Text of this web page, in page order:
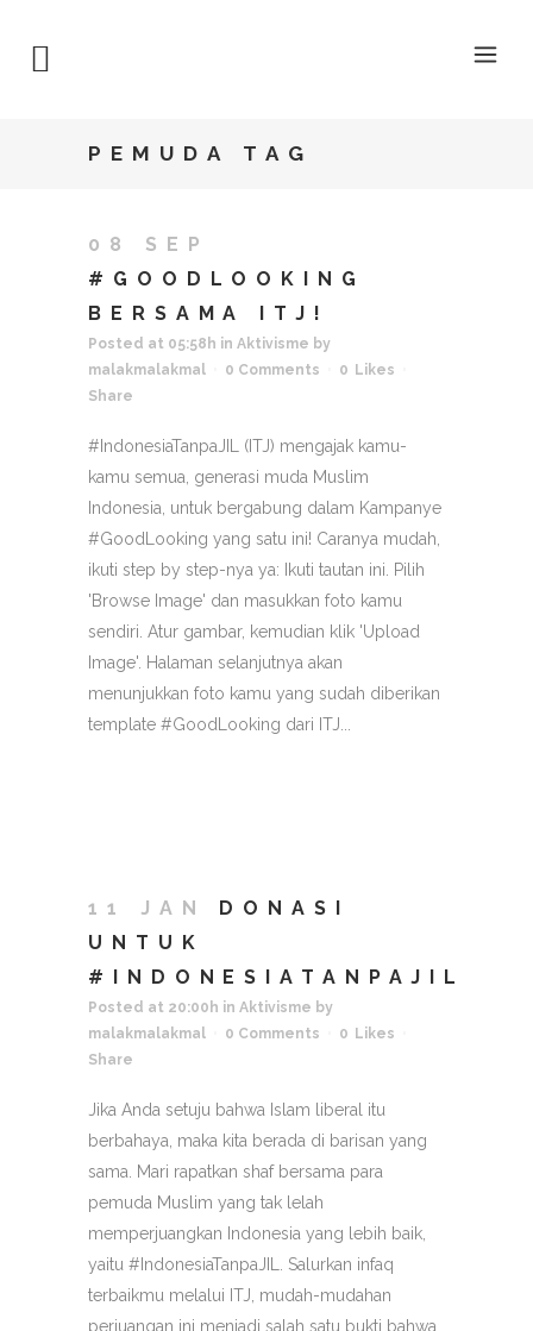
PEMUDA TAG
08 SEP
#GOODLOOKING
BERSAMA ITJ!
Posted at 05:58h in Aktivisme by
malakmalakmal
0 Comments 0
Likes
Share
#IndonesiaTanpaJIL (ITJ) mengajak kamu-
kamu semua, generasi muda Muslim
Indonesia, untuk bergabung dalam Kampanye
#GoodLooking yang satu ini! Caranya mudah,
ikuti step by step-nya ya: Ikuti tautan ini. Pilih
'Browse Image' dan masukkan foto kamu
sendiri. Atur gambar, kemudian klik 'Upload
Image'. Halaman selanjutnya akan
menunjukkan foto kamu yang sudah diberikan
template #GoodLooking dari ITJ...
11 JAN
DONASI
UNTUK
#INDONESIATANPAJIL
Posted at 20:00h in Aktivisme by
malakmalakmal
0 Comments 0
Likes
Share
Jika Anda setuju bahwa Islam liberal itu
berbahaya, maka kita berada di barisan yang
sama. Mari rapatkan shaf bersama para
pemuda Muslim yang tak lelah
memperjuangkan Indonesia yang lebih baik,
yaitu #IndonesiaTanpaJIL. Salurkan infaq
terbaikmu melalui ITJ, mudah-mudahan
perjuangan ini menjadi salah satu bukti bahwa